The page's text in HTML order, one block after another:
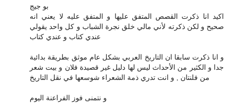
بو جيج
اكيد انا ذكرت القصص المتفق عليها و المتفق عليه لا يعني انه
صحيح و لكن ذكرته لأني مالي خلق نجرة الشباب و كل واحد يقولي
عندي كتاب و عندي كتاب
و انا ذكرت سابقا ان التاريخ العربي بشكل عام موثق بطريقة بدائية
جدا و الكثير من الأحداث ليس لها دليل غير قصيدة فلان و بيت شعر
من فلنتان , و انت تدري ذمة الشعراء شوسعها في نقل التاريخ
و نتمنى فوز الفراعنة اليوم